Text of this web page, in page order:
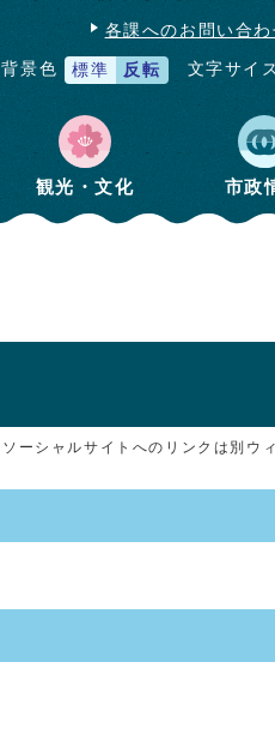
各課へのお問い合わ
背景色 標準 反転 文字サイ
観光・文化 市政
ソーシャルサイトへのリンクは別ウ